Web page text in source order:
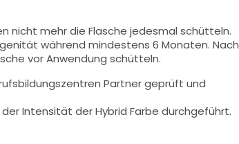
nicht mehr die Flasche jedesmal schütteln.
während mindestens 6 Monaten. Nach
vor Anwendung schütteln.
Partner geprüft und
Intensität der Hybrid Farbe durchgeführt.